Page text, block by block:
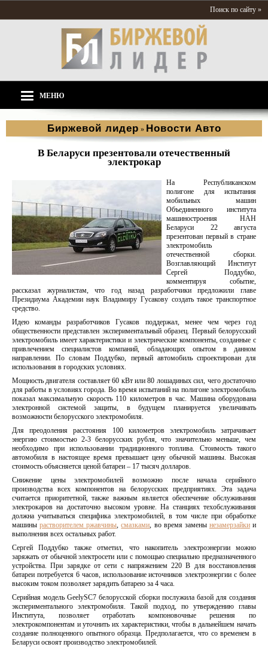
Поиск по сайту »
МЕНЮ
Биржевой лидер » Новости Aвто
В Беларуси презентовали отечественный
электрокар
На Республиканском
полигоне для испытания
мобильных машин
Объединенного института
машиностроения НАН
Беларуси 22 августа
презентован первый в стране
электромобиль
отечественной сборки.
Возглавляющий Институт
Сергей Поддубко,
комментируя событие,
рассказал журналистам, что год назад разработчики предложили главе
Президиума Академии наук Владимиру Гусакову создать такое транспортное
средство.
Идею команды разработчиков Гусаков поддержал, менее чем через год
общественности представлен экспериментальный образец. Первый белорусский
электромобиль имеет характеристики и электрические компоненты, созданные с
привлечением специалистов компаний, обладающих опытом в данном
направлении. По словам Поддубко, первый автомобиль спроектирован для
использования в городских условиях.
Мощность двигателя составляет 60 кВт или 80 лошадиных сил, чего достаточно
для работы в условиях города. Во время испытаний на полигоне электромобиль
показал максимальную скорость 110 километров в час. Машина оборудована
электронной системой защиты, в будущем планируется увеличивать
возможности белорусского электромобиля.
Для преодоления расстояния 100 километров электромобиль затрачивает
энергию стоимостью 2-3 белорусских рубля, что значительно меньше, чем
необходимо при использовании традиционного топлива. Стоимость такого
автомобиля в настоящее время превышает цену обычной машины. Высокая
стоимость объясняется ценой батареи – 17 тысяч долларов.
Снижение цены электромобилей возможно после начала серийного
производства всех компонентов на белорусских предприятиях. Эта задача
считается приоритетной, также важным является обеспечение обслуживания
электрокаров на достаточно высоком уровне. На станциях техобслуживания
должна учитываться специфика электромобилей, в том числе при обработке
машинырастворителем ржавчины,смазками, во время замены незамерзайкии
выполнения всех остальных работ.
Сергей Поддубко также отметил, что накопитель электроэнергии можно
заряжать от обычной электросети или с помощью специально предназначенного
устройства. При зарядке от сети с напряжением 220 В для восстановления
батареи потребуется 6 часов, использование источников электроэнергии с более
высоким током позволяет зарядить батарею за 4 часа.
Серийная модель GeelySC7 белорусской сборки послужила базой для создания
экспериментального электромобиля. Такой подход, по утверждению главы
Института, позволяет отработать компоновочные решения по
электрокомпонентам и уточнить их характеристики, чтобы в дальнейшем начать
создание полноценного опытного образца. Предполагается, что со временем в
Беларуси освоят производство электромобилей.